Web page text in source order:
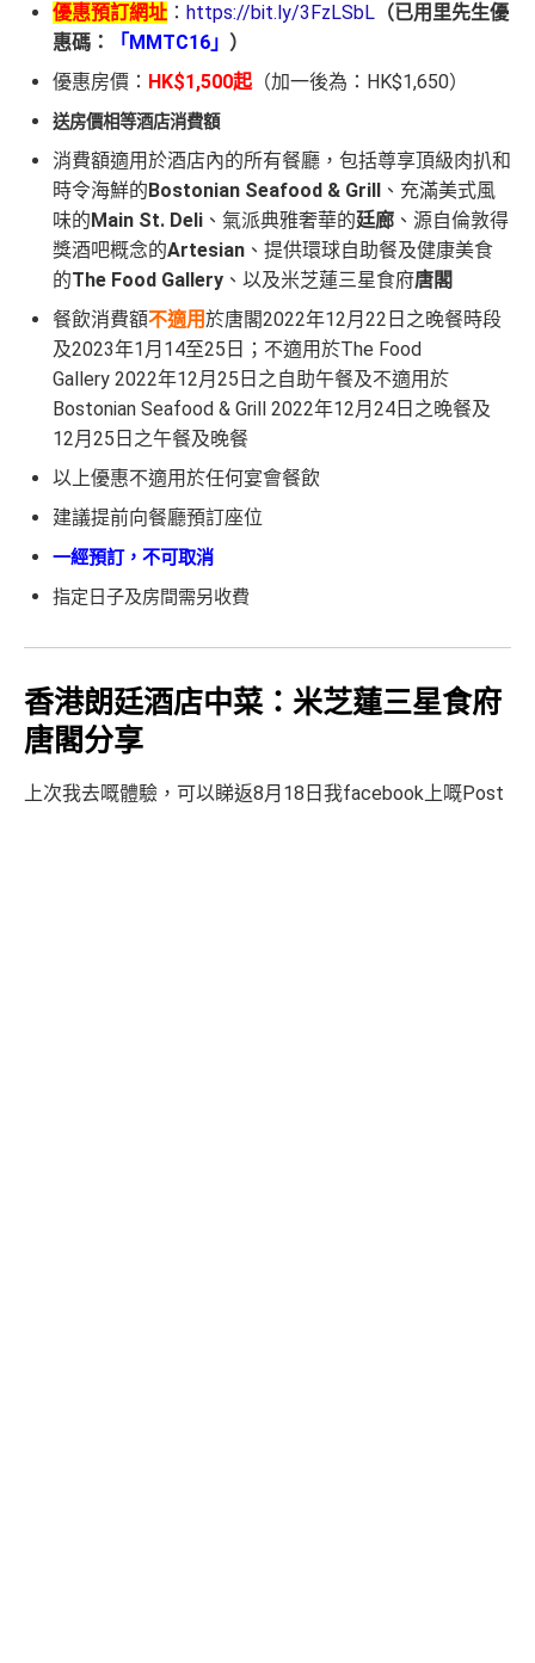
優惠預訂網址 ： https://bit.ly/3FzLSbL （已用里先生優
惠碼：
「MMTC16」 ）
優惠房價： HK$1,500起（加一後為：HK$1,650）
送房價相等酒店消費額
消費額適用於酒店內的所有餐廳，包括尊享頂級肉扒和
時令海鮮的 Bostonian Seafood & Grill
、充滿美式風
味的 Main St. Deli 、氣派典雅奢華的廷廊 、源自倫敦得
獎酒吧概念的Artesian 、提供環球自助餐及健康美食
的The Food Gallery 、以及米芝蓮三星食府唐閣
餐飲消費額不適用於唐閣2022年12月22日之晚餐時段
及2023年1月14至25日；不適用於The Food
Gallery 2022年12月25日之自助午餐及不適用於
Bostonian Seafood & Grill 2022年12月24日之晚餐及
12月25日之午餐及晚餐
以上優惠不適用於任何宴會餐飲
建議提前向餐廳預訂座位
一經預訂，不可取消
指定日子及房間需另收費
香港朗廷酒店中菜：米芝蓮三星食府
唐閣分享
上次我去嘅體驗，可以睇返8月18日我facebook上嘅Post